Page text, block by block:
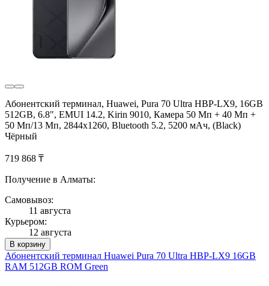
Абонентский терминал, Huawei, Pura 70 Ultra HBP-LX9, 16GB
512GB, 6.8", EMUI 14.2, Kirin 9010, Камера 50 Мп + 40 Мп +
50 Мп/13 Мп, 2844x1260, Bluetooth 5.2, 5200 мАч, (Black)
Чёрный
719 868 ₸
Получение в Алматы:
Самовывоз:
11 августа
Курьером:
12 августа
В корзину
Абонентский терминал Huawei Pura 70 Ultra HBP-LX9 16GB
RAM 512GB ROM Green